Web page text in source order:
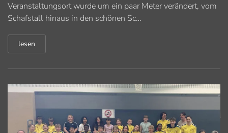
Veranstaltungsort wurde um ein paar Meter verändert, vom
Schafstall hinaus in den schönen Sc…
lesen